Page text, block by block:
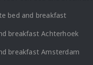
bed and breakfast
breakfast Achterhoek
breakfast Amsterdam